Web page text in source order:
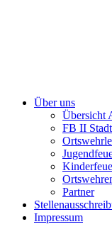
Über uns
Übersicht
FB II
Partner
Impressum